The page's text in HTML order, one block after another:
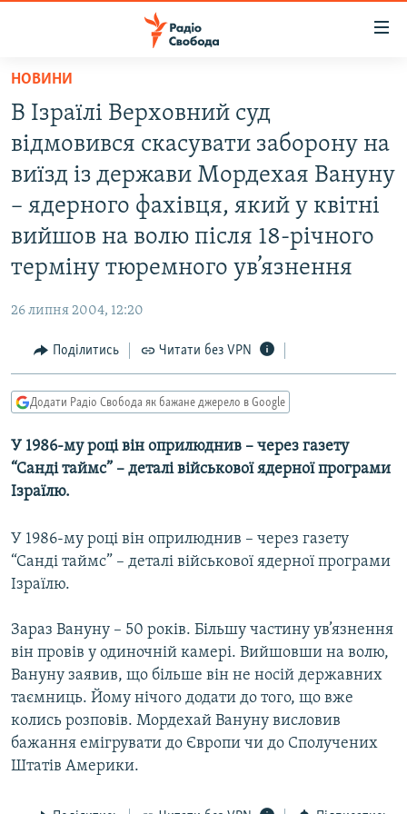
Перейти
основного
матеріалу
Перейти
до
основної
навігації
до
ВСЕ ЗА ДОБУ
СТАТТІ
ЕКОНОМІКА
СУСПІЛЬСТВО
УКРАЇНА
СВІТ
РОСІЙСЬКА «ФІЛЬТРАЦІЯ»
ДОНБАС.РЕАЛІЇ
СХЕМИ
КИТАЙ.ВИКЛИКИ
ФОТО
СПЕЦПРОЄКТИ
КРИМ РЕАЛІЇ
РУС
УКР
КТАТ
ДОЛУЧАЙСЯ!
НОВИНИ
В Ізраїлі Верховний суд
відмовився скасувати заборону на
виїзд із держави Мордехая Вануну
– ядерного фахівця, який у квітні
вийшов на волю після 18-річного
терміну тюремного ув’язнення
26 липня 2004, 12:20
Поділитись Читати без VPN
Додати Радіо Свобода як бажане джерело в Google
У 1986-му році він оприлюднив – через газету
“Санді таймс” – деталі військової ядерної програми
Ізраїлю.
У 1986-му році він оприлюднив – через газету
“Санді таймс” – деталі військової ядерної програми
Ізраїлю.
Зараз Вануну – 50 років. Більшу частину ув’язнення
він провів у одиночній камері. Вийшовши на волю,
Вануну заявив, що більше він не носій державних
таємниць. Йому нічого додати до того, що вже
колись розповів. Мордехай Вануну висловив
бажання емігрувати до Європи чи до Сполучених
Штатів Америки.